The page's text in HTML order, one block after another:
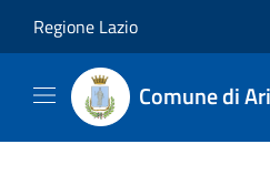
Regione Lazio
Comune di